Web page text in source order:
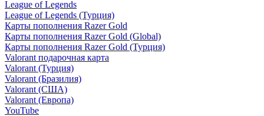
League of Legends
League of Legends (Турция)
Карты пополнения Razer Gold
Карты пополнения Razer Gold (Global)
Карты пополнения Razer Gold (Турция)
Valorant подарочная карта
Valorant (Турция)
Valorant (Бразилия)
Valorant (США)
Valorant (Европа)
YouTube